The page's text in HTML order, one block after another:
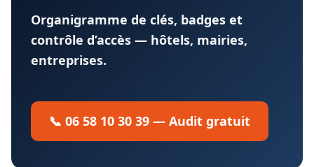
Organigramme de clés, badges et
contrôle d’accès — hôtels, mairies,
entreprises.
📞 06 58 10 30 39 — Audit gratuit